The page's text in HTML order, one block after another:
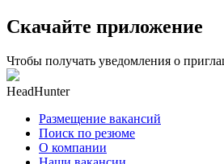
Скачайте приложение
Чтобы получать уведомления о
HeadHunter
Размещение вакансий
Поиск по резюме
О компании